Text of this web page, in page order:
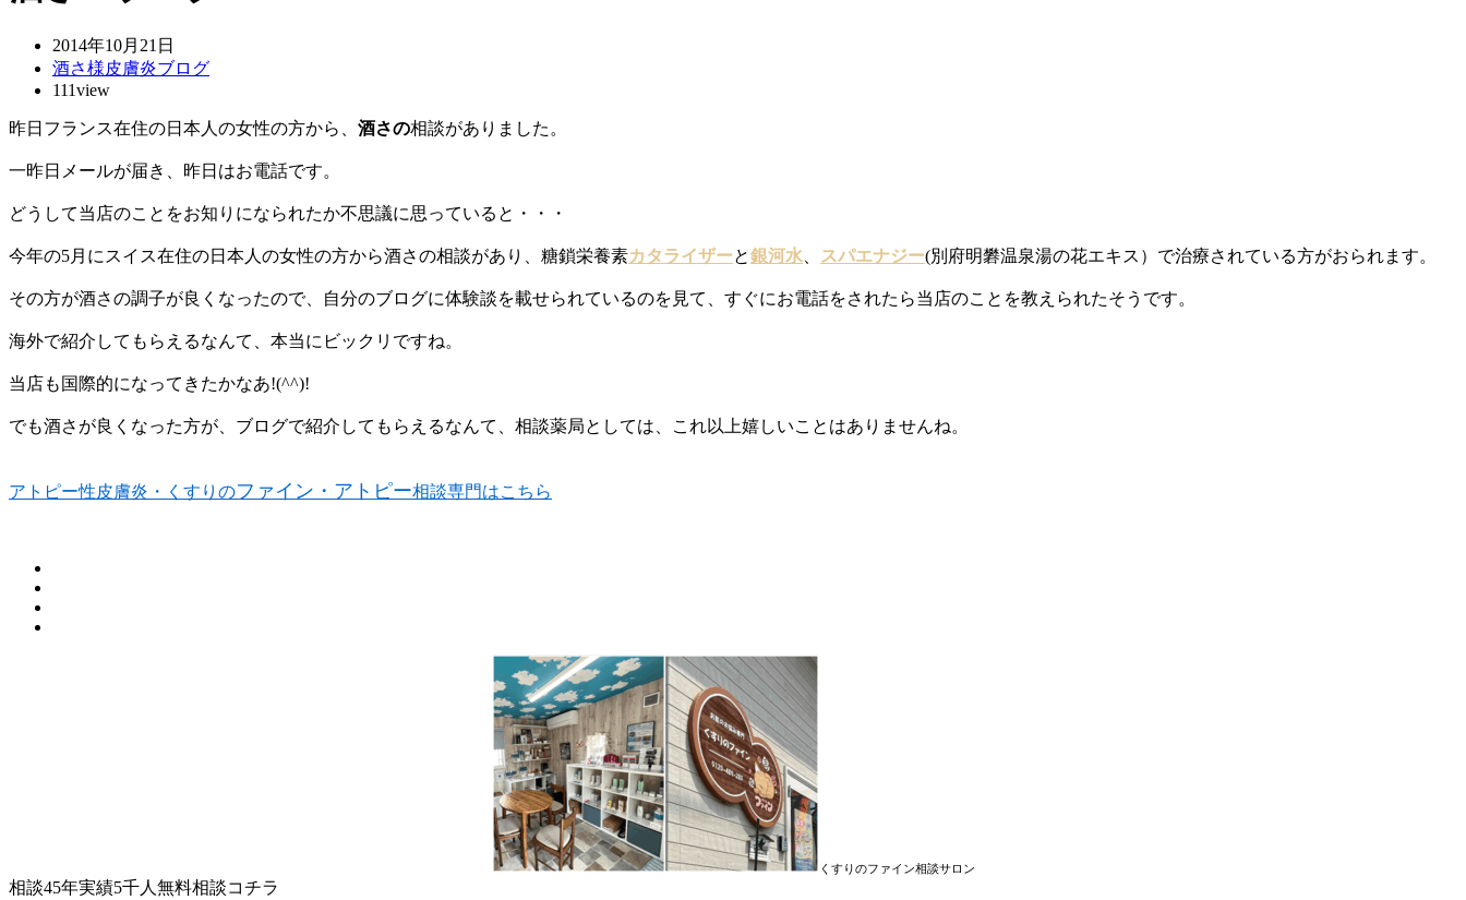
2014年10月21日
酒さ様皮膚炎ブログ
111view
昨日フランス在住の日本人の女性の方から、 酒さの相談がありました。
一昨日メールが届き、昨日はお電話です。
どうして当店のことをお知りになられたか不思議に思っていると・・・
今年の5月にスイス在住の日本人の女性の方から酒さの相談があり、糖鎖栄養素カタライザーと銀河水 スパエナジー(別府明礬温泉湯の花エキス）で治療されている方がおられます。
その方が酒さの調子が良くなったので、自分のブログに体験談を載せられているのを見て、すぐにお電話をされたら当店のことを教えられたそうです。
海外で紹介してもらえるなんて、本当にビックリですね。
当店も国際的になってきたかなあ!(^^)!
でも酒さが良くなった方が、ブログで紹介してもらえるなんて、相談薬局としては、これ以上嬉しいことはありませんね。
アトピー性皮膚炎・くすりのファイン・アトピー相談専門はこちら
くすりのファイン相談サロン
相談45年実績5千人無料相談コチラ